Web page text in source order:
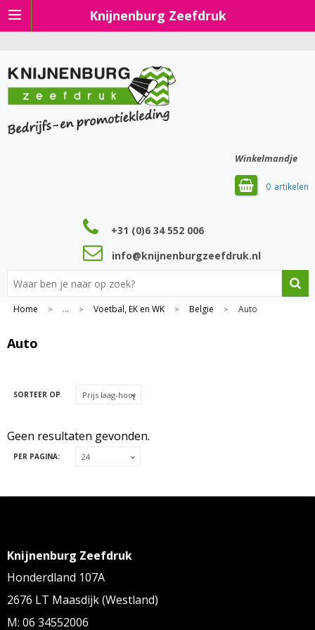
Knijnenburg Zeefdruk
Winkelmandje
0
+31 (0)6 34 552 006
info@knijnenburgzeefdruk.nl
Home > ... > Voetbal, EK en WK > Belgie > Auto
Auto
SORTEER OP
Geen resultaten gevonden.
PER PAGINA:
Knijnenburg Zeefdruk
Honderdland 107A
2676 LT Maasdijk (Westland)
M: 06 34552006